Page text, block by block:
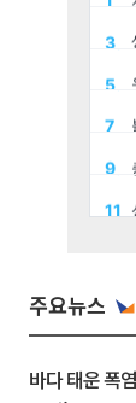
주요뉴스
바다 태운 폭